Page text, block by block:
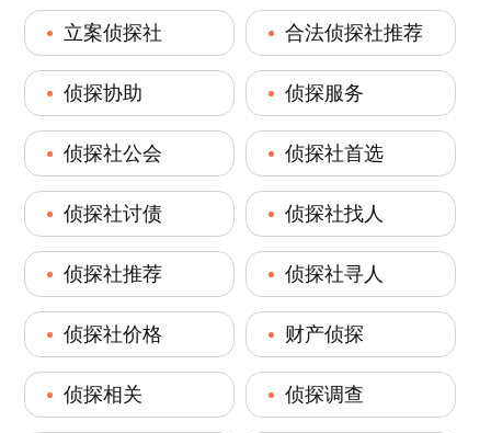
立案侦探社 合法侦探社推荐
侦探协助 侦探服务
侦探社公会 侦探社首选
侦探社讨债 侦探社找人
侦探社推荐 侦探社寻人
侦探社价格 财产侦探
侦探相关 侦探调查